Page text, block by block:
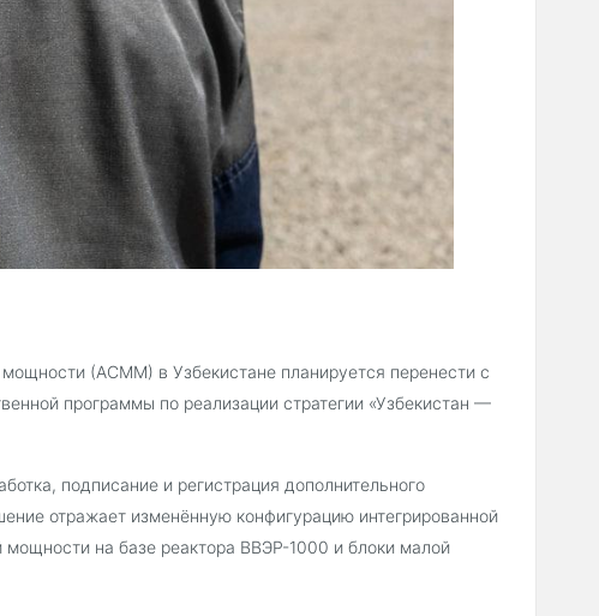
(АСММ) в Узбекистане планируется перенести с
программы по реализации стратегии «Узбекистан —
подписание и регистрация дополнительного
отражает изменённую конфигурацию интегрированной
мощности на базе реактора ВВЭР-1000 и блоки малой